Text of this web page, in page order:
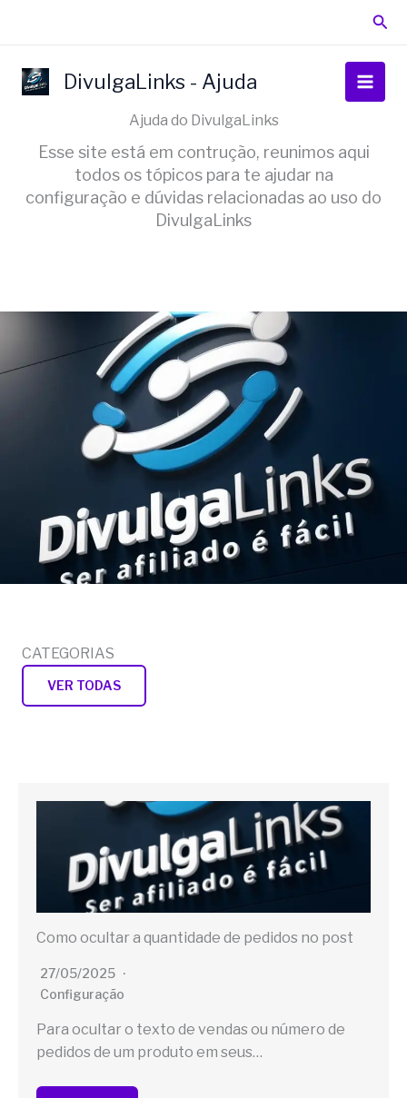
conteúdoDivulgaLinks - Ajuda
Ajuda do DivulgaLinks
Esse site está em contrução, reunimos aqui
todos os tópicos para te ajudar na
configuração e dúvidas relacionadas ao uso do
DivulgaLinks
CATEGORIAS
VER TODAS
Como ocultar a quantidade de pedidos no post
27/05/2025
Configuração
Para ocultar o texto de vendas ou número de
pedidos de um produto em seus…